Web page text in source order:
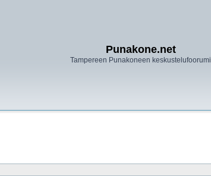
Punakone.net
Tampereen Punakoneen keskustelufoorumi